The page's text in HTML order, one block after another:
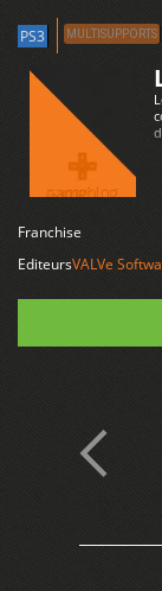
PS3 MULTISUPPORTS
Franchise
EditeursVALVe